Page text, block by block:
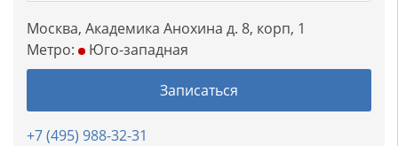
Москва, Академика Анохина д. 8, корп, 1
Метро:
Юго-западная
Записаться
+7 (495) 988-32-31